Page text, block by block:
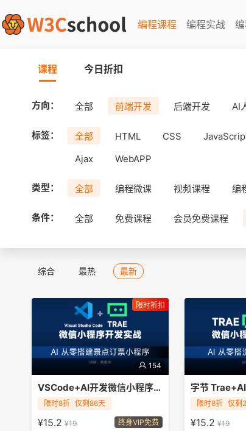
编程课程 编程实战
课程 今日折扣
方向： 全部 前端开发 后端开发 AI
标签： 全部 HTML CSS
Ajax
WebAPP
类型： 全部 编程微课 视频课程 编
条件： 全部 免费课程 会员免费课程
综合 最热 最新
154
限时折扣
VSCode+AI开发微信小程序教程
使用VSCode 如何集成 AI（插件
Trae）如何开发微信景点订票小程序项
目实际操纵演示
限时8折 仅剩86天
¥15.2 ¥19 终身VIP免费
手把手教你用字
车预约小程序
心页面开发，掌
限时8折 仅剩
¥15.2 ¥19